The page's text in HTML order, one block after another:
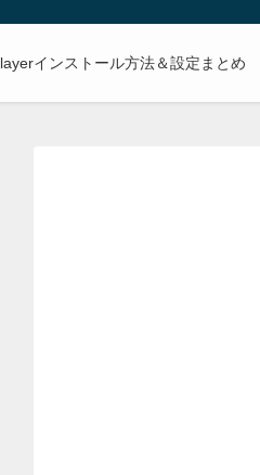
インストール方法＆設定まとめ